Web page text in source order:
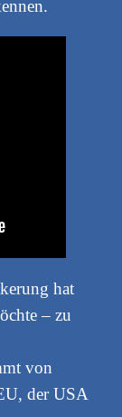
hat
– zu
von
der USA